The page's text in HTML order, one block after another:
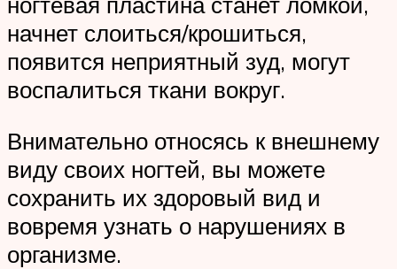
начнет слоиться/крошиться,
появится неприятный зуд, могут
воспалиться ткани вокруг.
Внимательно относясь к внешнему
виду своих ногтей, вы можете
сохранить их здоровый вид и
вовремя узнать о нарушениях в
организме.